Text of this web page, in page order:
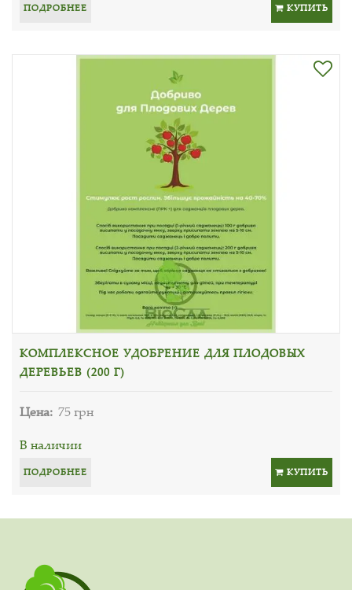
ПОДРОБНЕЕ КУПИТЬ
КОМПЛЕКСНОЕ УДОБРЕНИЕ ДЛЯ ПЛОДОВЫХ
ДЕРЕВЬЕВ (200 Г)
Цена: 75 грн
В наличии
ПОДРОБНЕЕ КУПИТЬ